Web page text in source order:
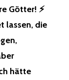
Götter! ⚡️
lassen, die
hätte